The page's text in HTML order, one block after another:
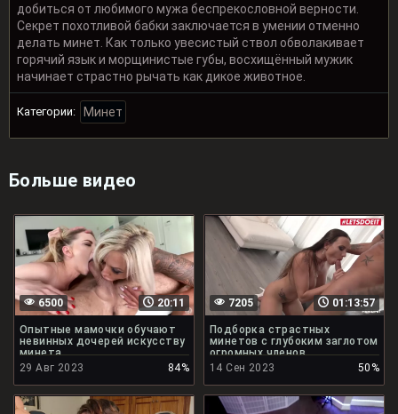
добиться от любимого мужа беспрекословной верности.
Секрет похотливой бабки заключается в умении отменно
делать минет. Как только увесистый ствол обволакивает
горячий язык и морщинистые губы, восхищённый мужик
начинает страстно рычать как дикое животное.
Категории: Минет
Больше видео
20:11
6500
Опытные мамочки обучают
невинных дочерей искусству
минета
29 Авг 2023
84%
01:13:57
7205
Подборка страстных
минетов с глубоким заглотом
огромных членов
14 Сен 2023
50%